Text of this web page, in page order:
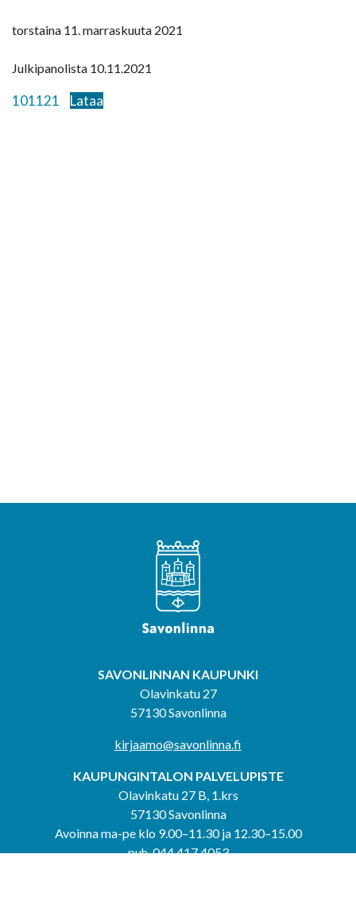
torstaina 11. marraskuuta 2021
Julkipanolista 10.11.2021
101121 Lataa
SAVONLINNAN KAUPUNKI
Olavinkatu 27
57130 Savonlinna
kirjaamo@savonlinna.fi
KAUPUNGINTALON PALVELUPISTE
Olavinkatu 27 B, 1.krs
57130 Savonlinna
Avoinna ma-pe klo 9.00–11.30 ja 12.30–15.00
puh. 044 417 4053